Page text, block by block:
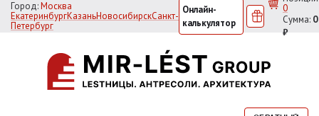
Город:Москва
ЕкатеринбургКазаньНовосибирскСанкт-
Петербург
Онлайн-
калькулятор
0
Сумма: 0
₽